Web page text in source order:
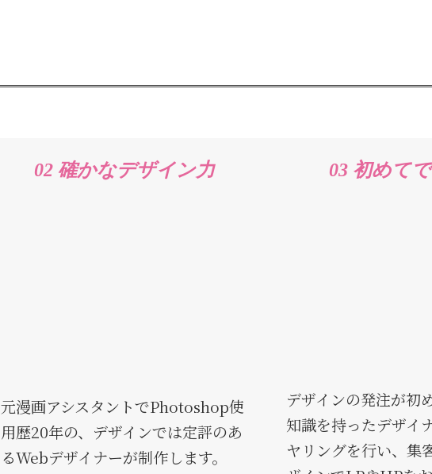
02 確かなデザイン力
元漫画アシスタントでPhotoshop使
用歴20年の、デザインでは定評のあ
るWebデザイナーが制作します。
03 初めて
デザインの発注が初
知識を持ったデザイ
ヤリングを行い、集